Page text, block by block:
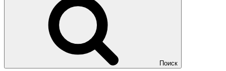
Поиск